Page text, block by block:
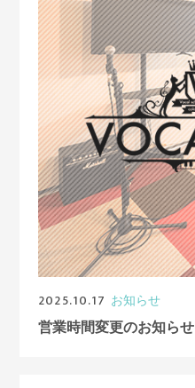
2025.10.17 お知らせ
営業時間変更のお知らせ